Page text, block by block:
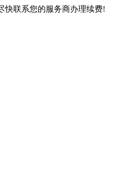
快联系您的服务商办理续费!